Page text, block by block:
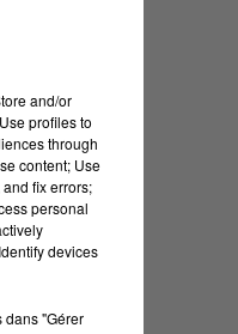
and/or
profiles to
through
content; Use
fix errors;
personal
devices
dans "Gérer